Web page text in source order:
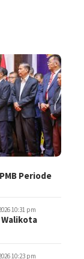
Periode
10:31 pm
Walikota
10:23 pm